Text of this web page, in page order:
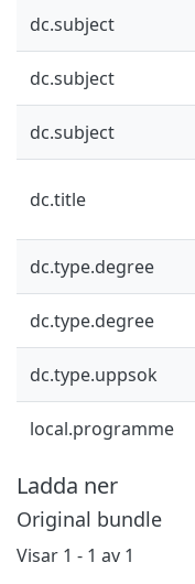
dc.subject
dc.subject
dc.subject
dc.title
dc.type.degree
dc.type.degree
dc.type.uppsok
local.programme
Ladda ner
Original bundle
Visar 1 - 1 av 1